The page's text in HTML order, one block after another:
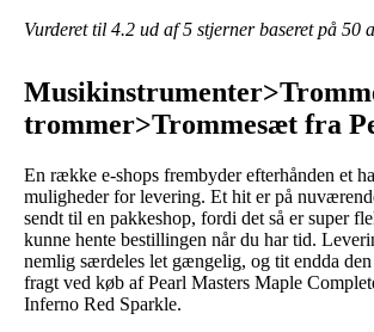
Vurderet til 4.2 ud af 5 stjerner baseret på 50
trommer>Trommesæt fra
En række e-shops frembyder efterhånden et
muligheder for levering. Et hit er på
sendt til en pakkeshop, fordi det så er super
kunne hente bestillingen når du har tid.
nemlig særdeles let gængelig, og tit endda
fragt ved køb af Pearl Masters Maple
Inferno Red Sparkle.